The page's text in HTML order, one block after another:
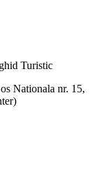
Turistic
Nationala nr. 15,